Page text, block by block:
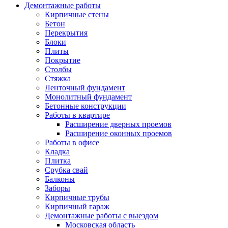
Демонтажные работы
Кирпичные стены
Бетон
Перекрытия
Блоки
Плиты
Покрытие
Столбы
Стяжка
Ленточный фундамент
Монолитный фундамент
Бетонные конструкции
Работы в квартире
Расширение дверных проемов
Расширение оконных проемов
Работы в офисе
Кладка
Плитка
Срубка свай
Балконы
Заборы
Кирпичные трубы
Кирпичный гараж
Демонтажные работы с выездом
Московская область